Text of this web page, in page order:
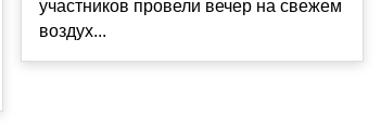
участников провели вечер на свежем
воздух...